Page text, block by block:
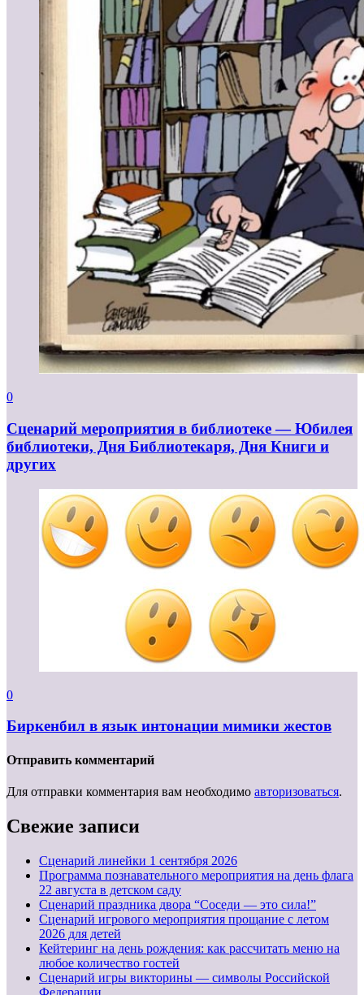
0
Сценарий мероприятия в библиотеке — Юбилея
библиотеки, Дня Библиотекаря, Дня Книги и
других
0
Биркенбил в язык интонации мимики жестов
Отправить комментарий
Для отправки комментария вам необходимо авторизоваться.
Свежие записи
Cценарий линейки 1 сентября 2026
Программа познавательного мероприятия на день флага
22 августа в детском саду
Сценарий праздника двора “Соседи — это сила!”
Сценарий игрового мероприятия прощание с летом
2026 для детей
Кейтеринг на день рождения: как рассчитать меню на
любое количество гостей
Сценарий игры викторины — символы Российской
Федерации